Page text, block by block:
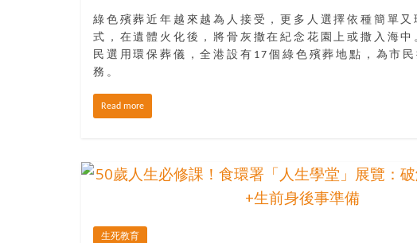
生
下
半
場
結
伴
踏
歲
綠色殯葬近年越來越為人接受，更多人選擇依種簡單又
式，在遺體火化後，將骨灰撒在紀念花園上或撒入海中
民選用環保葬儀，全港設有17個綠色殯葬地點，為市
務。
Read more
生死教育